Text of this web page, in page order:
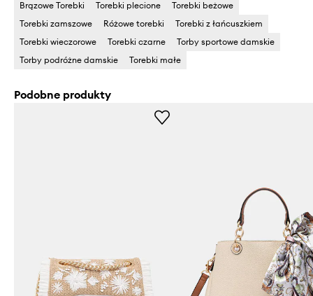
Brązowe Torebki
Torebki plecione
Torebki beżowe
Torebki zamszowe
Różowe torebki
Torebki z łańcuszkiem
Torebki wieczorowe
Torebki czarne
Torby sportowe damskie
Torby podróżne damskie
Torebki małe
Podobne produkty